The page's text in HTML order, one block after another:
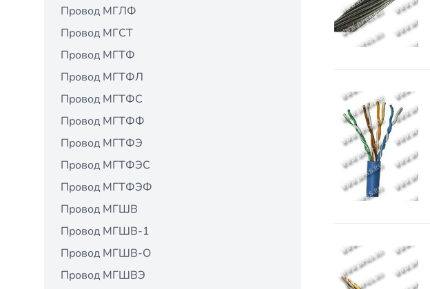
Провод МГЛФ
Провод МГСТ
Провод МГТФ
Провод МГТФЛ
Провод МГТФС
Провод МГТФФ
Провод МГТФЭ
Провод МГТФЭС
Провод МГТФЭФ
Провод МГШВ
Провод МГШВ-1
Провод МГШВ-О
Провод МГШВЭ